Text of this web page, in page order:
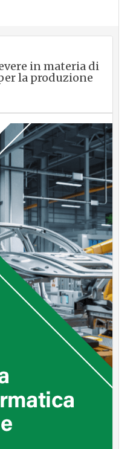
in materia di
la produzione